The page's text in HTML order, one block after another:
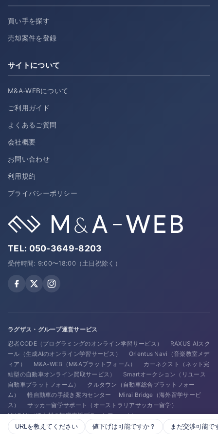
URLを教えてください 値下げは可能ですか？ まだ交渉可能で
買い手を探す
売却案件を登録
サイトについて
M&A-WEBについて
ご利用ガイド
よくあるご質問
会社概要
お問い合わせ
利用規約
プライバシーポリシー
TEL: 050-3649-8203
受付時間: 9:00〜18:00（土日祝除く）
ラグザス・グループ運営サービス
忍者CODE（プログラミングのオンライン学習サービス）
RAXUS AIスク
ール（生成AIのオンライン学習サービス）
Orientus Navi（音楽教室メデ
ィア）
M&A-WEB（M&Aプラットフォーム）
カーネクスト（ネット完
結型の自動車オンライン買取サービス）
Smartオークション（リユース
自動車プラットフォーム）
クルタウン（自動車総合プラットフォー
ム）
軽自動車の手続き案内センター
Mirai Bridge（海外留学サービ
ス）
サッカー留学サポート（オーストラリアサッカー留学）
HUGAN（IT人材の転職支援プラットフォーム）